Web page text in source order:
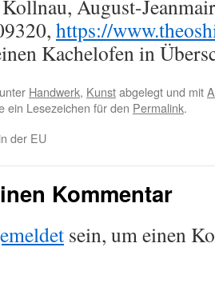
August-
https://
Kachelofen in
Handwerk, Kunstabgelegt und mit
ein Lesezeichen für den Permalink.
der EU
Kommentar
sein, um einen